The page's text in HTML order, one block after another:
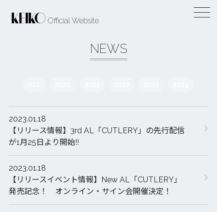
Official Website
NEWS
2023.01.18
【リリース情報】3rd AL「CUTLERY」の先行配信
が1月25日より開始!!
2023.01.18
【リリースイベント情報】New AL「CUTLERY」
発売記念！ オンライン・サイン会開催決定！